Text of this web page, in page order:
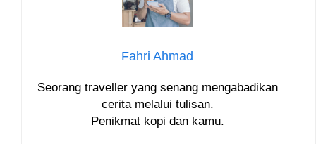
Fahri Ahmad
Seorang traveller yang senang mengabadikan
cerita melalui tulisan.
Penikmat kopi dan kamu.